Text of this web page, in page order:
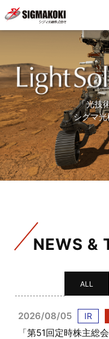
まだ世の中にないもの
シグマ光機は「光」で
「光技
シグマ光
シ
「精度の高い製品を、
常に「挑戦」をしてい
NEWS &
ALL
2026/08/05 IR
「第51回定時株主総